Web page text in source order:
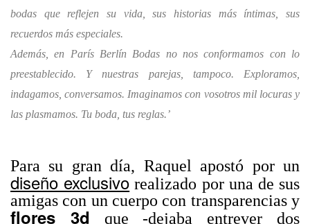
bodas que reflejen su vida, sus historias más íntimas, sus
recuerdos más especiales.
Además, en París Berlín Bodas no nos conformamos con lo
preestablecido. Y nuestras parejas, tampoco. Exploramos,
indagamos, conversamos. Imaginamos con vosotros mil locuras y
las plasmamos. Tu boda, tus reglas.’
Para su gran día, Raquel apostó por un
diseño exclusivo realizado por una de sus
amigas con un cuerpo con transparencias y
flores 3d que -dejaba entrever dos